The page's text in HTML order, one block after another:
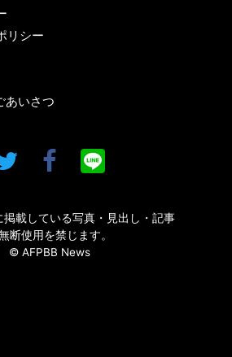
リシー
あいさつ
掲載している写真・見出し・記事
断使用を禁じます。
© AFPBB News